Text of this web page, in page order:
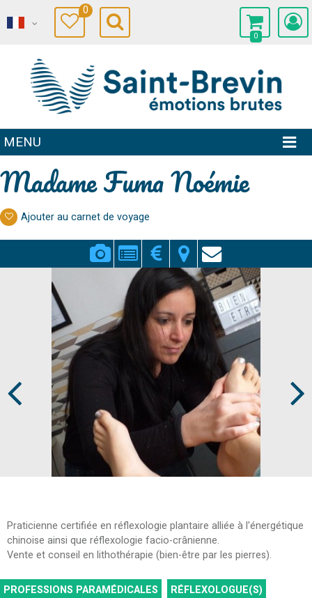
0
0
MENU
Madame Fuma Noémie
Ajouter au carnet de voyage
Praticienne certifiée en réflexologie plantaire alliée à l'énergétique
chinoise ainsi que réflexologie facio-crânienne.
Vente et conseil en lithothérapie (bien-être par les pierres).
PROFESSIONS PARAMÉDICALES RÉFLEXOLOGUE(S)